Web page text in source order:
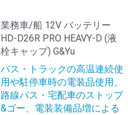
業務車/船 12V バッテリー
HD-D26R PRO HEAVY-D (液
栓キャップ) G&Yu
バス・トラックの高温連続使
用や駐停車時の電装品使用、
路線バス・宅配車のストップ
&ゴー、電装装備品増による